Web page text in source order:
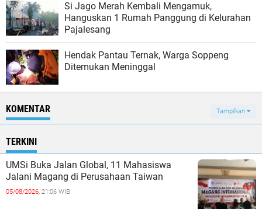
Si Jago Merah Kembali Mengamuk,
Hanguskan 1 Rumah Panggung di Kelurahan
Pajalesang
Hendak Pantau Ternak, Warga Soppeng
Ditemukan Meninggal
KOMENTAR Tampilkan
TERKINI
UMSi Buka Jalan Global, 11 Mahasiswa
Jalani Magang di Perusahaan Taiwan
05/08/2026, 21:06 WIB